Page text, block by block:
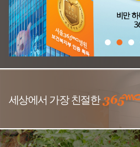
세상에서 가장 친절한